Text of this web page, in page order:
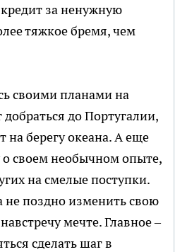
за ненужную
тяжкое бремя, чем
своими планами на
до Португалии,
на берегу океана. А еще
о своем необычном опыте,
на смелые поступки.
не поздно изменить свою
мечте. Главное –
сделать шаг в